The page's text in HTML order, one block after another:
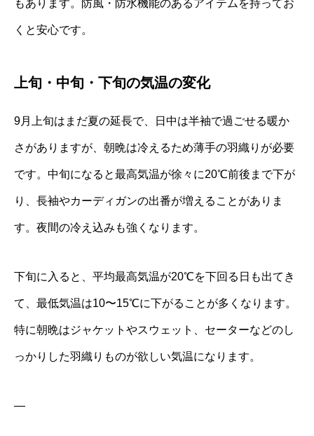
もあります。防風・防水機能のあるアイテムを持ってお
くと安心です。
上旬・中旬・下旬の気温の変化
9月上旬はまだ夏の延長で、日中は半袖で過ごせる暖か
さがありますが、朝晩は冷えるため薄手の羽織りが必要
です。中旬になると最高気温が徐々に20℃前後まで下が
り、長袖やカーディガンの出番が増えることがありま
す。夜間の冷え込みも強くなります。
下旬に入ると、平均最高気温が20℃を下回る日も出てき
て、最低気温は10〜15℃に下がることが多くなります。
特に朝晩はジャケットやスウェット、セーターなどのし
っかりした羽織りものが欲しい気温になります。
—